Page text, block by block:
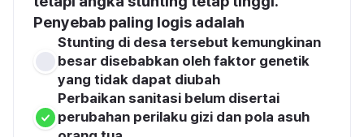
Penyebab paling logis adalah
Stunting di desa tersebut kemungkinan
besar disebabkan oleh faktor genetik
yang tidak dapat diubah
Perbaikan sanitasi belum disertai
perubahan perilaku gizi dan pola asuh